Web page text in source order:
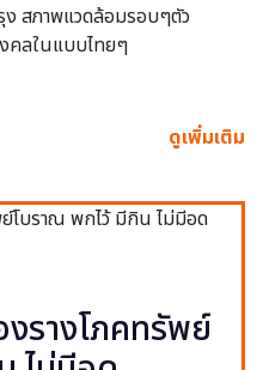
สภาพแวดล้อมรอบๆตัว
คลในแบบไทยๆ
ดูเพิ่มเติม
รางโภคทรัพย์